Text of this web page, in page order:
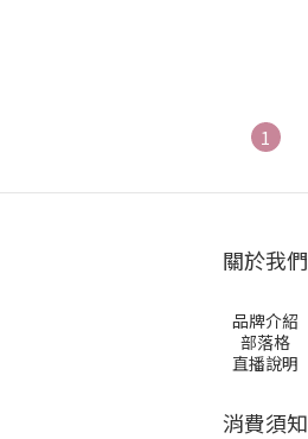
1
關於我們
品牌介紹
部落格
直播說明
消費須知